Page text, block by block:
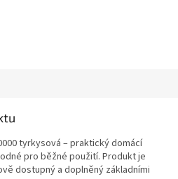
tyrkysová – praktický domácí
pro běžné použití. Produkt je
dostupný a doplněný základními